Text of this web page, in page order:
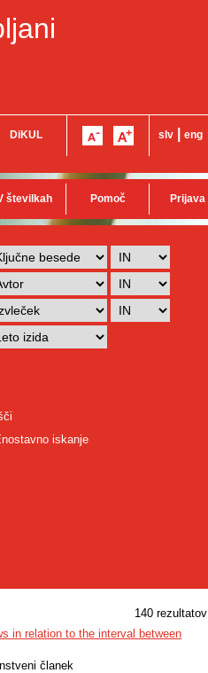
DiKUL slv eng
številkah Pomoč Prijava
iskanje
140 rezultatov
in relation to the interval between
članek